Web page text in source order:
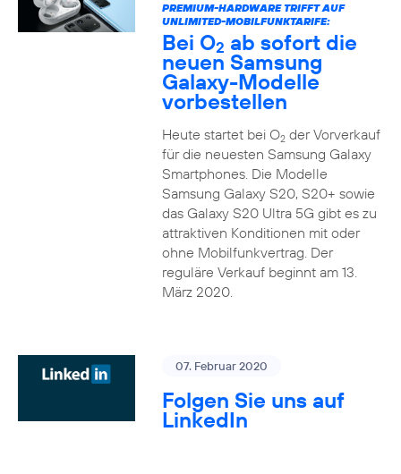
PREMIUM-HARDWARE TRIFFT AUF
UNLIMITED-MOBILFUNKTARIFE:
Bei O2 ab sofort die
neuen Samsung
Galaxy-Modelle
vorbestellen
Heute startet bei O2der Vorverkauf
für die neuesten Samsung Galaxy
Smartphones. Die Modelle
Samsung Galaxy S20, S20+ sowie
das Galaxy S20 Ultra 5G gibt es zu
attraktiven Konditionen mit oder
ohne Mobilfunkvertrag. Der
reguläre Verkauf beginnt am 13.
März 2020.
07. Februar 2020
Folgen Sie uns auf
LinkedIn